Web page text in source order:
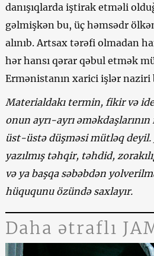
danışıqlarda iştirak etməli
gəlmişkən bu, üç həmsədr
alınıb. Artsax tərəfi olmadan
hər hansı qərar qəbul etmək
Ermənistanın xarici işlər
Materialdakı termin, fikir və
onun ayrı-ayrı
üst-üstə düşməsi mütləq deyil.
yazılmış təhqir, təhdid,
və ya başqa səbəbdən
hüququnu özündə saxlayır.
Daha ətraflı